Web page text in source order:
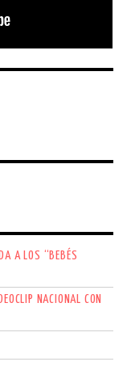
A LOS “BEBÉS
NACIONAL CON